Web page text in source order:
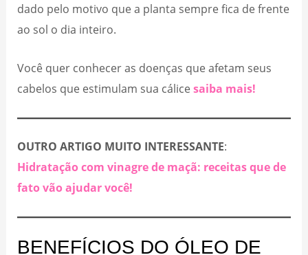
dado pelo motivo que a planta sempre fica de frente
ao sol o dia inteiro.
Você quer conhecer as doenças que afetam seus
cabelos que estimulam sua cálicesaiba mais!
OUTRO ARTIGO MUITO INTERESSANTE:
Hidratação com vinagre de maçã: receitas que de
fato vão ajudar você!
BENEFÍCIOS DO ÓLEO DE